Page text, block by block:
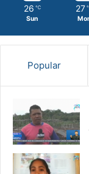
26 ℃
Sun
27
Popular